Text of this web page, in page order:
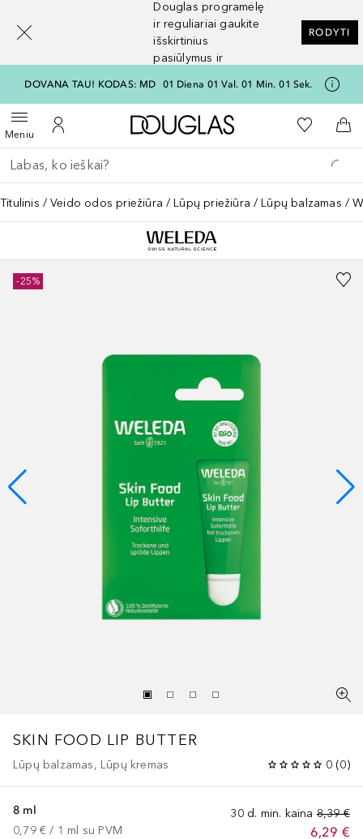
Douglas programėlę
ir reguliariai gaukite
išskirtinius
pasiūlymus ir
RODYTI
DOVANA TAU! KODAS: MD 01 Diena 01 Val. 01 Min. 01 Sek.
MeniuAtidaryti meniuĮ mano paskyrą
Į Douglas pagrindinį
Į mano
Į
Grįžk atgal
Vykdykite paiešką
Titulinis Veido odos priežiūra Lūpų priežiūra Lūpų balzamas
-25%
SKIN FOOD LIP BUTTER
Lūpų balzamas, Lūpų kremas 0 (0)
30 d. min. kaina 8,39 €
6,29 €
8 ml
0,79 € / 1 ml su PVM
[navigation.slideout.screenreader]